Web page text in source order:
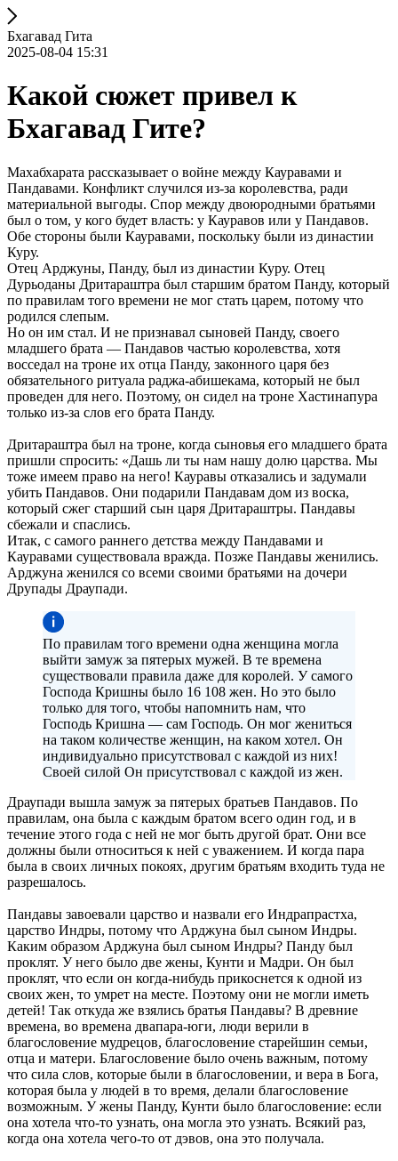
Бхагавад Гита
2025-08-04 15:31
Какой сюжет привел к
Бхагавад Гите?
Махабхарата рассказывает о войне между Кауравами и
Пандавами. Конфликт случился из-за королевства, ради
материальной выгоды. Спор между двоюродными братьями
был о том, у кого будет власть: у Кауравов или у Пандавов.
Обе стороны были Кауравами, поскольку были из династии
Куру.
Отец Арджуны, Панду, был из династии Куру. Отец
Дурьоданы Дритараштра был старшим братом Панду, который
по правилам того времени не мог стать царем, потому что
родился слепым.
Но он им стал. И не признавал сыновей Панду, своего
младшего брата — Пандавов частью королевства, хотя
восседал на троне их отца Панду, законного царя без
обязательного ритуала раджа-абишекама, который не был
проведен для него. Поэтому, он сидел на троне Хастинапура
только из-за слов его брата Панду.
Дритараштра был на троне, когда сыновья его младшего брата
пришли спросить: «Дашь ли ты нам нашу долю царства. Мы
тоже имеем право на него! Кауравы отказались и задумали
убить Пандавов. Они подарили Пандавам дом из воска,
который сжег старший сын царя Дритараштры. Пандавы
сбежали и спаслись.
Итак, с самого раннего детства между Пандавами и
Кауравами существовала вражда. Позже Пандавы женились.
Арджуна женился со всеми своими братьями на дочери
Друпады Драупади.
По правилам того времени одна женщина могла
выйти замуж за пятерых мужей. В те времена
существовали правила даже для королей. У самого
Господа Кришны было 16 108 жен. Но это было
только для того, чтобы напомнить нам, что
Господь Кришна — сам Господь. Он мог жениться
на таком количестве женщин, на каком хотел. Он
индивидуально присутствовал с каждой из них!
Своей силой Он присутствовал с каждой из жен.
Драупади вышла замуж за пятерых братьев Пандавов. По
правилам, она была с каждым братом всего один год, и в
течение этого года с ней не мог быть другой брат. Они все
должны были относиться к ней с уважением. И когда пара
была в своих личных покоях, другим братьям входить туда не
разрешалось.
Пандавы завоевали царство и назвали его Индрапрастха,
царство Индры, потому что Арджуна был сыном Индры.
Каким образом Арджуна был сыном Индры? Панду был
проклят. У него было две жены, Кунти и Мадри. Он был
проклят, что если он когда-нибудь прикоснется к одной из
своих жен, то умрет на месте. Поэтому они не могли иметь
детей! Так откуда же взялись братья Пандавы? В древние
времена, во времена двапара-юги, люди верили в
благословение мудрецов, благословение старейшин семьи,
отца и матери. Благословение было очень важным, потому
что сила слов, которые были в благословении, и вера в Бога,
которая была у людей в то время, делали благословение
возможным. У жены Панду, Кунти было благословение: если
она хотела что-то узнать, она могла это узнать. Всякий раз,
когда она хотела чего-то от дэвов, она это получала.